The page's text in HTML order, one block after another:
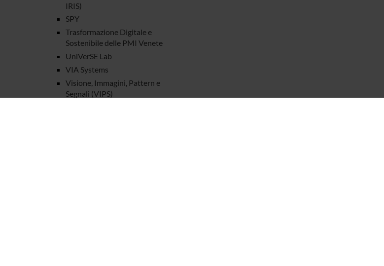
IRIS)
SPY
Trasformazione Digitale e
Sostenibile delle PMI Venete
UniVerSE Lab
VIA Systems
Visione, Immagini, Pattern e
Segnali (VIPS)